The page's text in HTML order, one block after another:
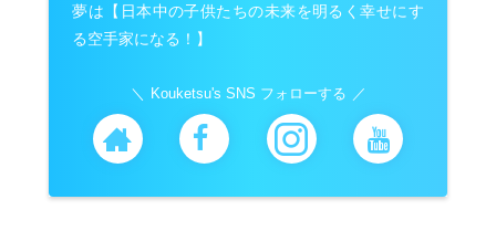
夢は【日本中の子供たちの未来を明るく幸せにす
る空手家になる！】
Kouketsu's SNS フォローする